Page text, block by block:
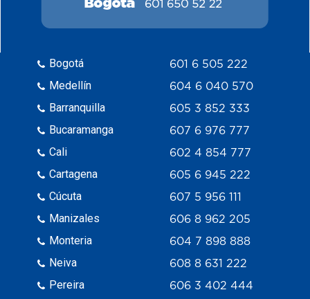
Bogotá
Medellín
Barranquilla
Bucaramanga
Cali
Cartagena
Cúcuta
Manizales
Monteria
Neiva
Pereira
601 6 505 222
604 6 040 570
605 3 852 333
607 6 976 777
602 4 854 777
605 6 945 222
607 5 956 111
606 8 962 205
604 7 898 888
608 8 631 222
606 3 402 444